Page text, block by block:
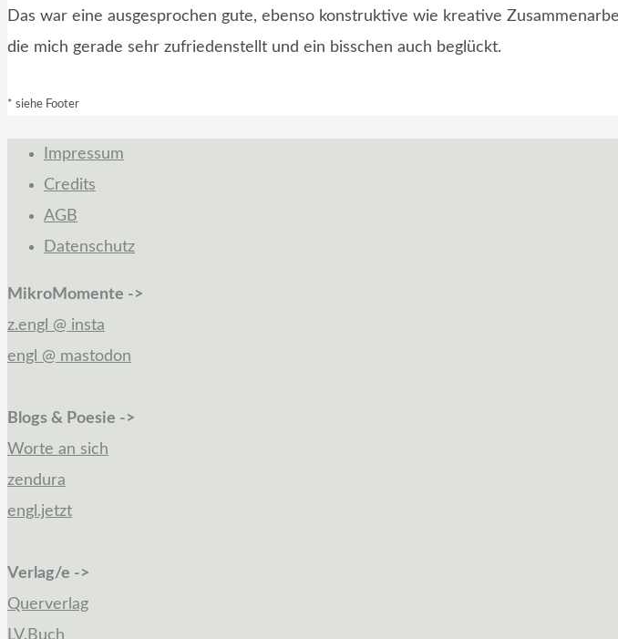
Das war eine ausgesprochen gute, ebenso konstruktive wie kreative
die mich gerade sehr zufriedenstellt und ein bisschen auch beglückt.
* siehe Footer
Impressum
Credits
AGB
Datenschutz
MikroMomente ->
z.engl @ insta
engl @ mastodon
Blogs & Poesie ->
Worte an sich
zendura
engl.jetzt
Verlag/e ->
Querverlag